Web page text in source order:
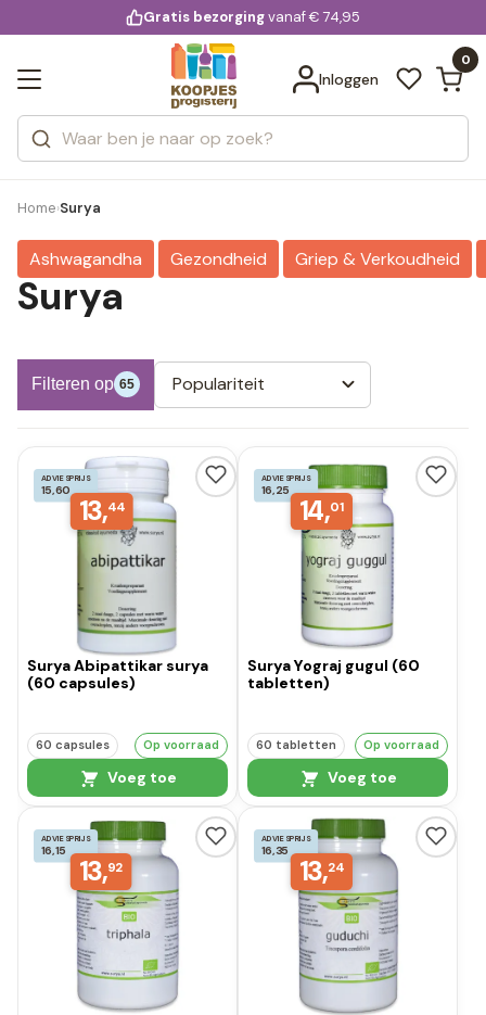
voor 20:00 uur besteld
Gratis bezorgingvanaf € 74,95
Inloggen
0
Zoeken
Categorieën
Merken
Bekijk alle resultaten
Home›Surya
Ashwagandha Gezondheid Griep & Verkoudheid
Surya
Filteren op 65 Populariteit
ADVIESPRIJS
15,60
13,44
Surya Abipattikar surya
(60 capsules)
60 capsules Op voorraad
Voeg toe
ADVIESPRIJS
16,25
14,01
Surya Yograj gugul (60
tabletten)
60 tabletten Op voorraad
Voeg toe
ADVIESPRIJS
16,15
13,92
ADVIESPRIJS
16,35
13,24